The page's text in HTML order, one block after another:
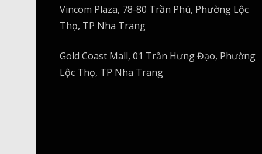
Vincom Plaza, 78-80 Trần Phú, Phường Lộc
Thọ, TP Nha Trang
Gold Coast Mall, 01 Trần Hưng Đạo, Phường
Lộc Thọ, TP Nha Trang